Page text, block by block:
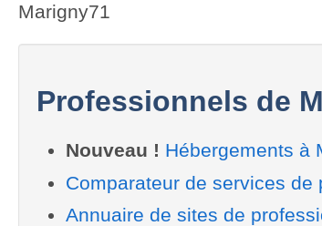
Marigny71
Professionnels de
Nouveau ! Hébergements à
Comparateur de services
Annuaire de sites de